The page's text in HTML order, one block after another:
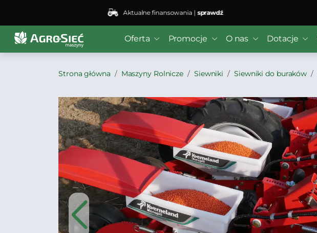
Aktualne finansowania |sprawdź
Oferta Promocje O nas Dotacje
Strona główna Maszyny Rolnicze Siewniki Siewniki do buraków